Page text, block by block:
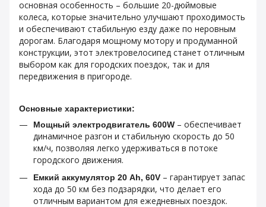
основная особенность – большие 20-дюймовые
колеса, которые значительно улучшают проходимость
и обеспечивают стабильную езду даже по неровным
дорогам. Благодаря мощному мотору и продуманной
конструкции, этот электровелосипед станет отличным
выбором как для городских поездок, так и для
передвижения в пригороде.
Основные характеристики:
Мощный электродвигатель 600W – обеспечивает
динамичное разгон и стабильную скорость до 50
км/ч, позволяя легко удерживаться в потоке
городского движения.
Емкий аккумулятор 20 Ah, 60V – гарантирует запас
хода до 50 км без подзарядки, что делает его
отличным вариантом для ежедневных поездок.